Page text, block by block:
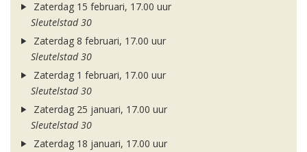
Zaterdag 15 februari, 17.00 uur
Sleutelstad 30
Zaterdag 8 februari, 17.00 uur
Sleutelstad 30
Zaterdag 1 februari, 17.00 uur
Sleutelstad 30
Zaterdag 25 januari, 17.00 uur
Sleutelstad 30
Zaterdag 18 januari, 17.00 uur